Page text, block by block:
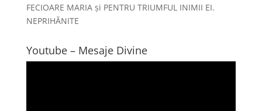
FECIOARE MARIA și PENTRU TRIUMFUL INIMII EI.
NEPRIHĂNITE
Youtube – Mesaje Divine